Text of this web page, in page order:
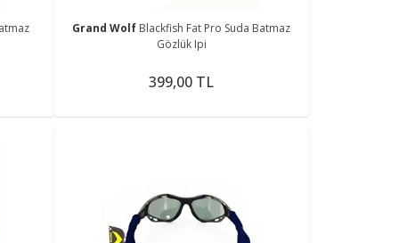
Grand Wolf Blackfish Fat Pro Suda Batmaz
Gözlük Ipi
399,00 TL